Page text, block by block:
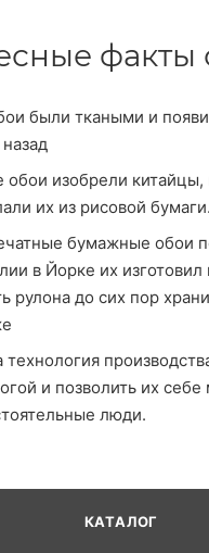
факты
были ткаными и
изобрели китайцы,
их из рисовой бумаги.
бумажные обои
в Йорке их
рулона до сих пор
технология
и позволить их
люди.
КАТАЛОГ